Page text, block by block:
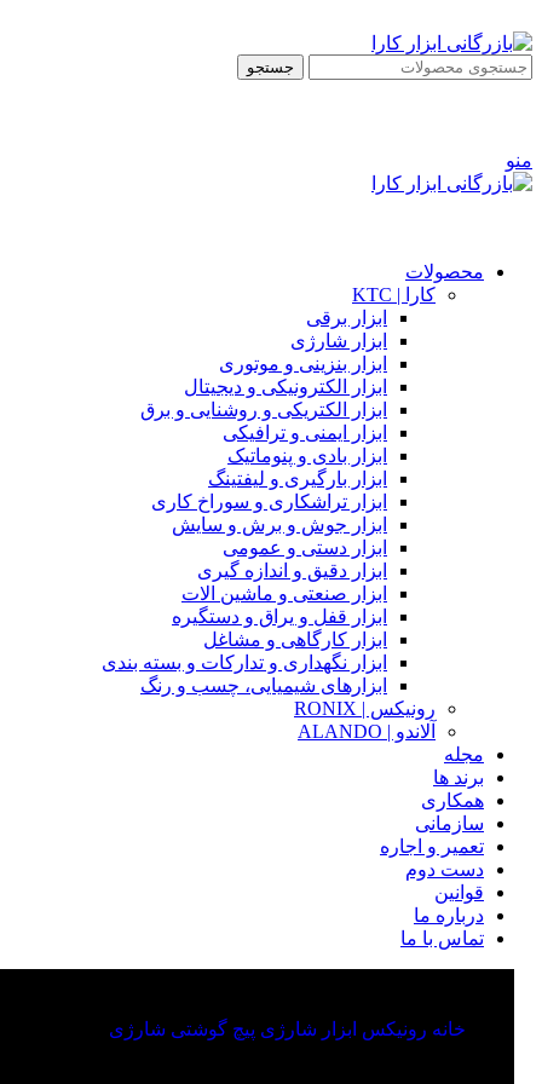
جستجو
منو
محصولات
کارا | KTC
ابزار برقی
ابزار شارژی
ابزار بنزینی و موتوری
ابزار الکترونیکی و دیجیتال
ابزار الکتریکی و روشنایی و برق
ابزار ایمنی و ترافیکی
ابزار بادی و پنوماتیک
ابزار بارگیری و لیفتینگ
ابزار تراشکاری و سوراخ کاری
ابزار جوش و برش و سایش
ابزار دستی و عمومی
ابزار دقیق و اندازه گیری
ابزار صنعتی و ماشین الات
ابزار قفل و یراق و دستگیره
ابزار کارگاهی و مشاغل
ابزار نگهداری و تدارکات و بسته بندی
ابزارهای شیمیایی، چسب و رنگ
رونیکس | RONIX
آلاندو | ALANDO
مجله
برند ها
همکاری
سازمانی
تعمیر و اجاره
دست دوم
قوانین
درباره ما
تماس با ما
خانه رونیکس ابزار شارژی پیچ گوشتی شارژی